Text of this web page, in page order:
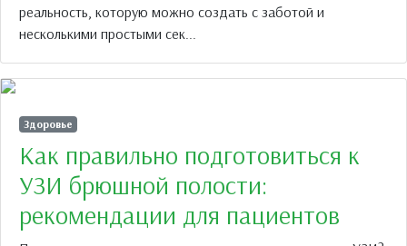
реальность, которую можно создать с заботой и
несколькими простыми сек...
Здоровье
Как правильно подготовиться к
УЗИ брюшной полости:
рекомендации для пациентов